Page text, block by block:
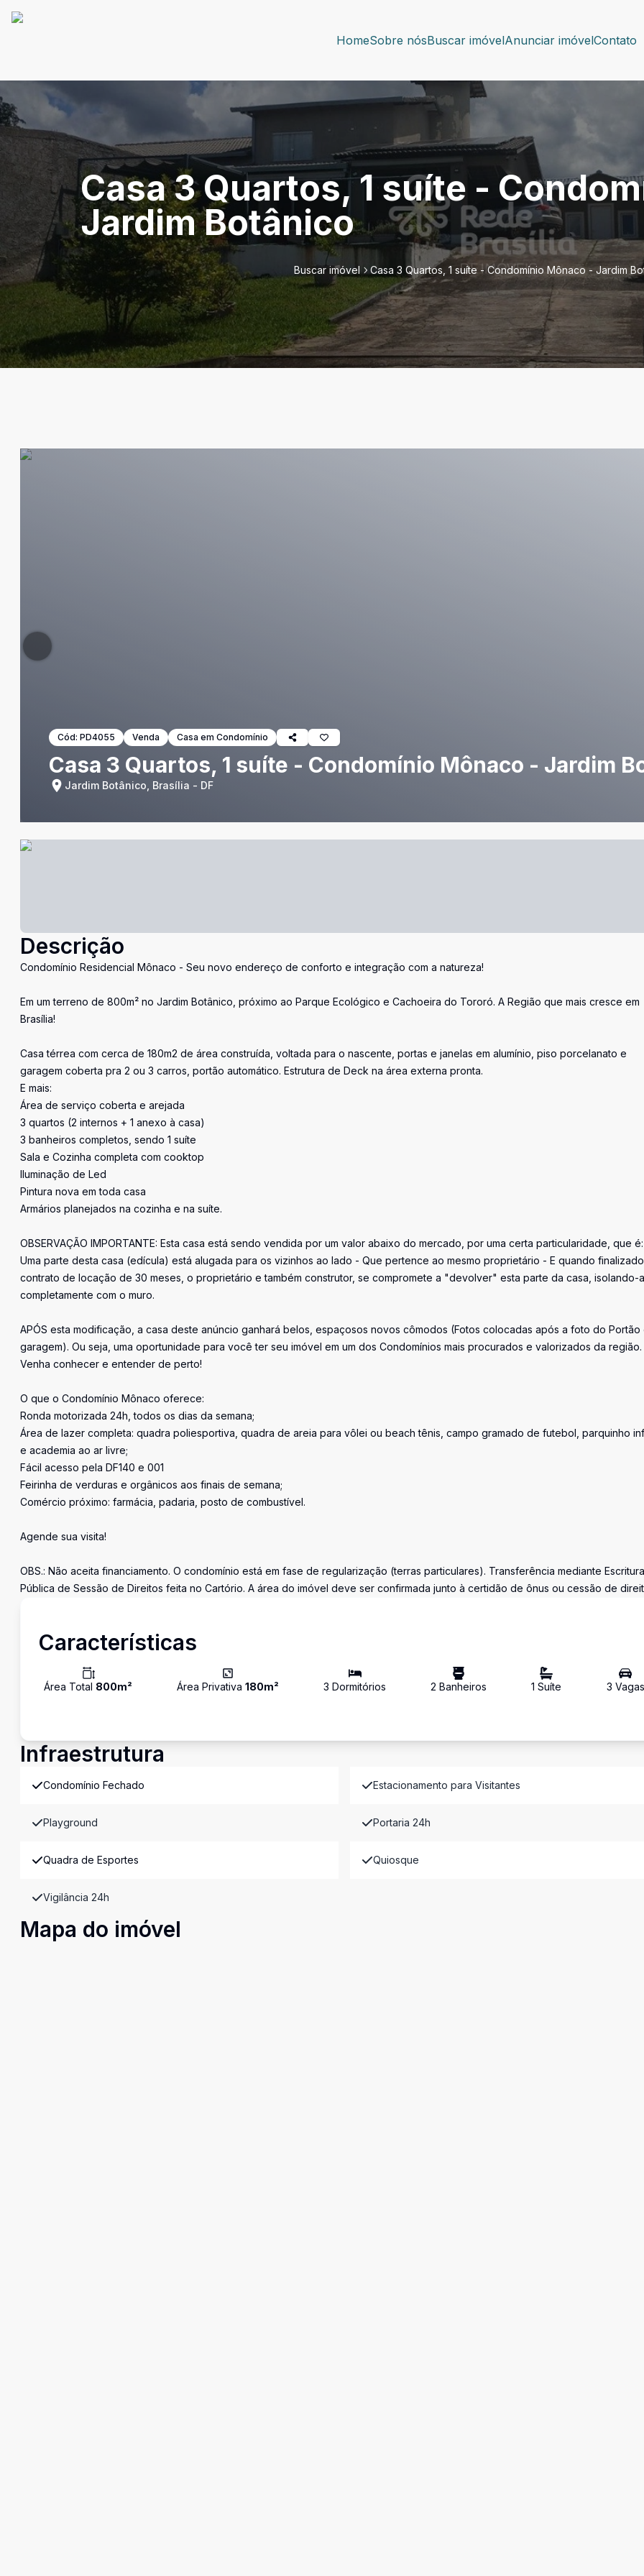
HomeSobre nósBuscar imóvelAnunciar imóvelContato
Casa 3 Quartos, 1 suíte -
Jardim Botânico
Buscar imóvel Casa 3 Quartos, 1 suíte - Condomínio Mônaco - Jardim
Cód: PD4055 Venda Casa em Condomínio
Casa 3 Quartos, 1 suíte - Condomínio Mônaco - Jardim
Jardim Botânico, Brasília - DF
Descrição
Condomínio Residencial Mônaco - Seu novo endereço de conforto e integração com a natureza!
Em um terreno de 800m² no Jardim Botânico, próximo ao Parque Ecológico e Cachoeira do Tororó. A Região que mais cresce em
Brasília!
Casa térrea com cerca de 180m2 de área construída, voltada para o nascente, portas e janelas em alumínio, piso porcelanato e
garagem coberta pra 2 ou 3 carros, portão automático. Estrutura de Deck na área externa pronta.
E mais:
Área de serviço coberta e arejada
3 quartos (2 internos + 1 anexo à casa)
3 banheiros completos, sendo 1 suíte
Sala e Cozinha completa com cooktop
Iluminação de Led
Pintura nova em toda casa
Armários planejados na cozinha e na suíte.
OBSERVAÇÃO IMPORTANTE: Esta casa está sendo vendida por um valor abaixo do mercado, por uma certa particularidade, que é:
Uma parte desta casa (edícula) está alugada para os vizinhos ao lado - Que pertence ao mesmo proprietário - E quando
contrato de locação de 30 meses, o proprietário e também construtor, se compromete a "devolver" esta parte da casa, isolando-a
completamente com o muro.
APÓS esta modificação, a casa deste anúncio ganhará belos, espaçosos novos cômodos (Fotos colocadas após a foto do Portão
garagem). Ou seja, uma oportunidade para você ter seu imóvel em um dos Condomínios mais procurados e valorizados da região.
Venha conhecer e entender de perto!
O que o Condomínio Mônaco oferece:
Ronda motorizada 24h, todos os dias da semana;
Área de lazer completa: quadra poliesportiva, quadra de areia para vôlei ou beach tênis, campo gramado de futebol, parquinho
e academia ao ar livre;
Fácil acesso pela DF140 e 001
Feirinha de verduras e orgânicos aos finais de semana;
Comércio próximo: farmácia, padaria, posto de combustível.
Agende sua visita!
OBS.: Não aceita financiamento. O condomínio está em fase de regularização (terras particulares). Transferência mediante Escritura
Pública de Sessão de Direitos feita no Cartório. A área do imóvel deve ser confirmada junto à certidão de ônus ou cessão de
Características
Área Total 800m² Área Privativa180m² 3 Dormitórios 2 Banheiros 1 Suíte 3 Vagas
Infraestrutura
Condomínio Fechado Estacionamento para Visitantes
Playground Portaria 24h
Quadra de Esportes Quiosque
Vigilância 24h
Mapa do imóvel